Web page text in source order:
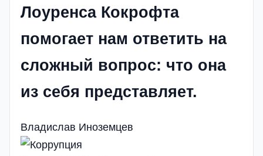
Лоуренса Кокрофта
помогает нам ответить на
сложный вопрос: что она
из себя представляет.
Владислав Иноземцев